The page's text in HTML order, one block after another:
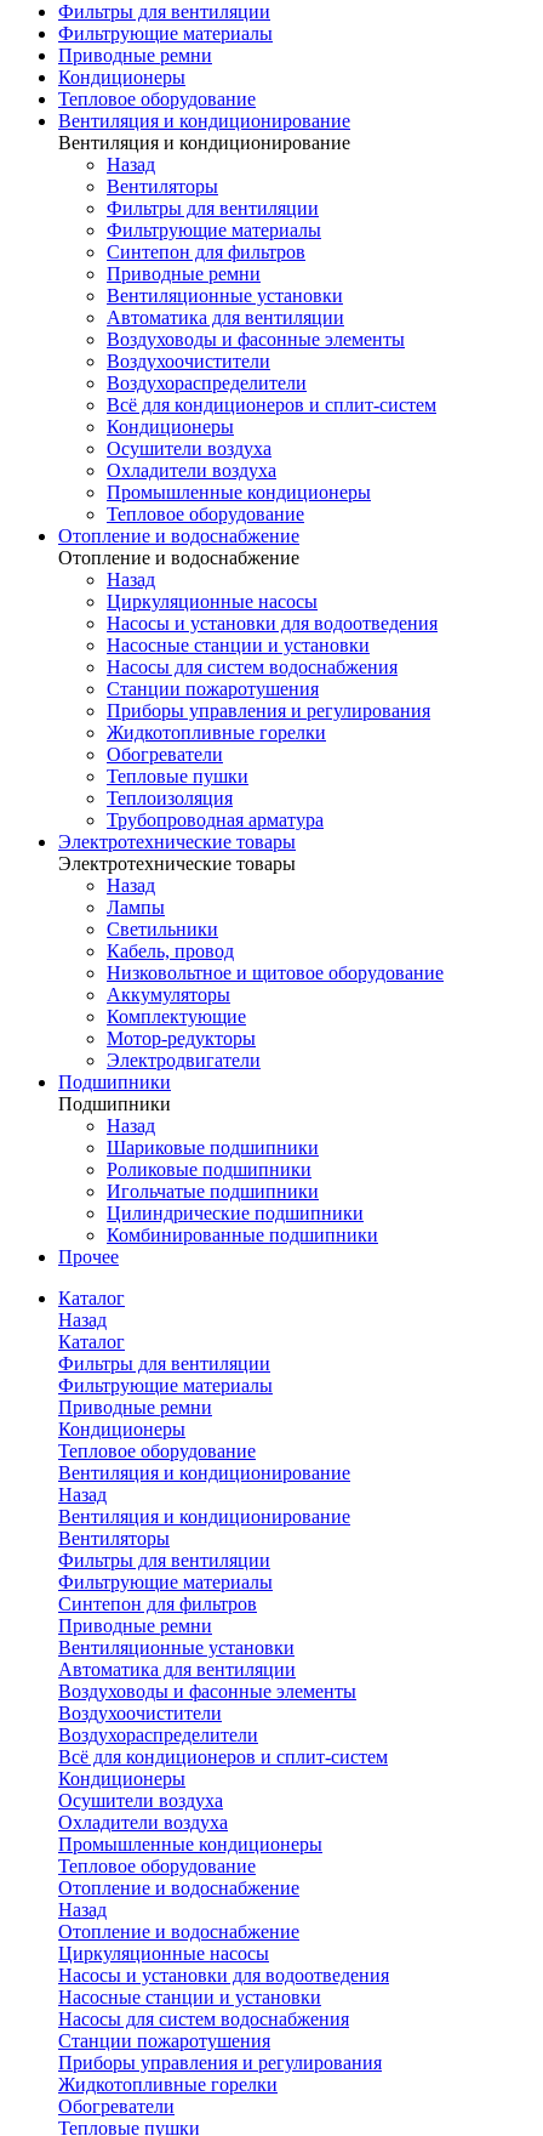
Фильтры для вентиляции
Фильтрующие материалы
Приводные ремни
Кондиционеры
Тепловое оборудование
Вентиляция и кондиционирование
Вентиляция и кондиционирование
Назад
Вентиляторы
Фильтры для вентиляции
Фильтрующие материалы
Синтепон для фильтров
Приводные ремни
Вентиляционные установки
Автоматика для вентиляции
Воздуховоды и фасонные элементы
Воздухоочистители
Воздухораспределители
Всё для кондиционеров и сплит-систем
Кондиционеры
Осушители воздуха
Охладители воздуха
Промышленные кондиционеры
Тепловое оборудование
Отопление и водоснабжение
Отопление и водоснабжение
Назад
Циркуляционные насосы
Насосы и установки для водоотведения
Насосные станции и установки
Насосы для систем водоснабжения
Станции пожаротушения
Приборы управления и регулирования
Жидкотопливные горелки
Обогреватели
Тепловые пушки
Теплоизоляция
Трубопроводная арматура
Электротехнические товары
Электротехнические товары
Назад
Лампы
Светильники
Кабель, провод
Низковольтное и щитовое оборудование
Аккумуляторы
Комплектующие
Мотор-редукторы
Электродвигатели
Подшипники
Подшипники
Назад
Шариковые подшипники
Роликовые подшипники
Игольчатые подшипники
Цилиндрические подшипники
Комбинированные подшипники
Прочее
Каталог
Назад
Каталог
Фильтры для вентиляции
Фильтрующие материалы
Приводные ремни
Кондиционеры
Тепловое оборудование
Вентиляция и кондиционирование
Назад
Вентиляция и кондиционирование
Вентиляторы
Фильтры для вентиляции
Фильтрующие материалы
Синтепон для фильтров
Приводные ремни
Вентиляционные установки
Автоматика для вентиляции
Воздуховоды и фасонные элементы
Воздухоочистители
Воздухораспределители
Всё для кондиционеров и сплит-систем
Кондиционеры
Осушители воздуха
Охладители воздуха
Промышленные кондиционеры
Тепловое оборудование
Отопление и водоснабжение
Назад
Отопление и водоснабжение
Циркуляционные насосы
Насосы и установки для водоотведения
Насосные станции и установки
Насосы для систем водоснабжения
Станции пожаротушения
Приборы управления и регулирования
Жидкотопливные горелки
Обогреватели
Тепловые пушки